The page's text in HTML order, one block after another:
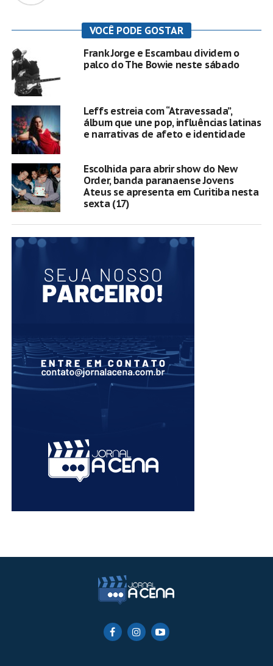
VOCÊ PODE GOSTAR
Frank Jorge e Escambau dividem o
palco do The Bowie neste sábado
Leffs estreia com “Atravessada”,
álbum que une pop, influências latinas
e narrativas de afeto e identidade
Escolhida para abrir show do New
Order, banda paranaense Jovens
Ateus se apresenta em Curitiba nesta
sexta (17)